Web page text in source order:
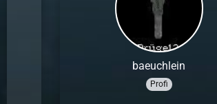
baeuchlein
Profi